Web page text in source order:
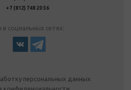
+7 (812) 748 20 56
социальных сетях:
персональных данных
конфиденциальности